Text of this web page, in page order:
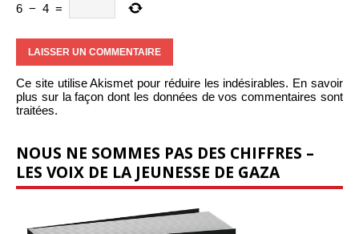
6 − 4 =
Ce site utilise Akismet pour réduire les indésirables. En savoir
plus sur la façon dont les données de vos commentaires sont
traitées.
NOUS NE SOMMES PAS DES CHIFFRES –
LES VOIX DE LA JEUNESSE DE GAZA